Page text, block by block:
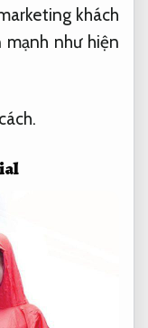
khách
mạnh như hiện